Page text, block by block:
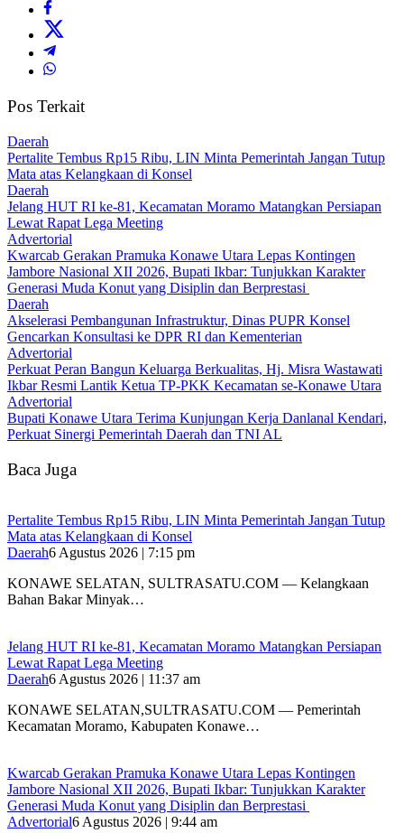
Pos Terkait
Daerah
‎Pertalite Tembus Rp15 Ribu, LIN Minta Pemerintah Jangan Tutup
Mata atas Kelangkaan di Konsel
Daerah
‎Jelang HUT RI ke-81, Kecamatan Moramo Matangkan Persiapan
Lewat Rapat Lega Meeting
Advertorial
‎Kwarcab Gerakan Pramuka Konawe Utara Lepas Kontingen
Jambore Nasional XII 2026, Bupati Ikbar: Tunjukkan Karakter
Generasi Muda Konut yang Disiplin dan Berprestasi ‎
Daerah
Akselerasi Pembangunan Infrastruktur, Dinas PUPR Konsel
Gencarkan Konsultasi ke DPR RI dan Kementerian
Advertorial
‎Perkuat Peran Bangun Keluarga Berkualitas, Hj. Misra Wastawati
Ikbar Resmi Lantik Ketua TP-PKK Kecamatan se-Konawe Utara
Advertorial
Bupati Konawe Utara Terima Kunjungan Kerja Danlanal Kendari,
Perkuat Sinergi Pemerintah Daerah dan TNI AL
Baca Juga
‎Pertalite Tembus Rp15 Ribu, LIN Minta Pemerintah Jangan Tutup
Mata atas Kelangkaan di Konsel
Daerah6 Agustus 2026 | 7:15 pm
‎KONAWE SELATAN, SULTRASATU.COM — Kelangkaan
Bahan Bakar Minyak…
‎Jelang HUT RI ke-81, Kecamatan Moramo Matangkan Persiapan
Lewat Rapat Lega Meeting
Daerah6 Agustus 2026 | 11:37 am
KONAWE SELATAN,SULTRASATU.COM — Pemerintah
Kecamatan Moramo, Kabupaten Konawe…
‎Kwarcab Gerakan Pramuka Konawe Utara Lepas Kontingen
Jambore Nasional XII 2026, Bupati Ikbar: Tunjukkan Karakter
Generasi Muda Konut yang Disiplin dan Berprestasi ‎
Advertorial6 Agustus 2026 | 9:44 am